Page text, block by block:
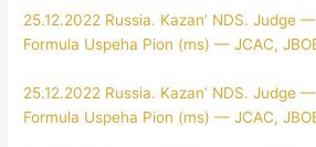
25.12.2022 Russia. Kazan’ NDS. Judge
Formula Uspeha Pion (ms) — JCAC,
25.12.2022 Russia. Kazan’ NDS. Judge
Formula Uspeha Pion (ms) — JCAC,